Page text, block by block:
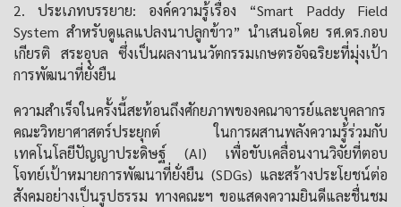
2. ประเภทบรรยาย: องค์ความรู้เรื่อง “Smart Paddy Field
System สำหรับดูแลแปลงนาปลูกข้าว” นำเสนอโดย รศ.ดร.กอบ
เกียรติ สระอุบล ซึ่งเป็นผลงานนวัตกรรมเกษตรอัจฉริยะที่มุ่งเป้า
การพัฒนาที่ยั่งยืน
ความสำเร็จในครั้งนี้สะท้อนถึงศักยภาพของคณาจารย์และบุคลากร
คณะวิทยาศาสตร์ประยุกต์ ในการผสานพลังความรู้ร่วมกับ
เทคโนโลยีปัญญาประดิษฐ์ (AI) เพื่อขับเคลื่อนงานวิจัยที่ตอบ
โจทย์เป้าหมายการพัฒนาที่ยั่งยืน (SDGs) และสร้างประโยชน์ต่อ
สังคมอย่างเป็นรูปธรรม ทางคณะฯ ขอแสดงความยินดีและชื่นชม